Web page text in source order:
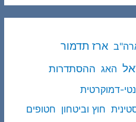
ארז תדמור
האג
ההסתדרות
דמוקרטית
חוץ וביטחון חטופים